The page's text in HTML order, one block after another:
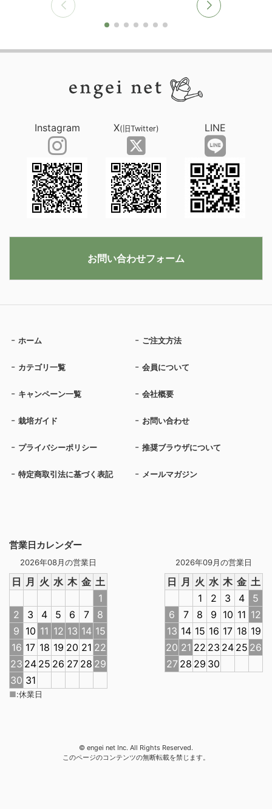
営業日カレンダー
2026年08月の営業日
日 月 火 水 木 金 土
1
2
3 4 5 6 7
8
9 10 11 12 13 14 15
16 17 18 19 20 21 22
23 24 25 26 27 28 29
30 31
2026年09月の営業日
日 月 火 水 木 金 土
1
2 3 4
5
6
7 8 9 10 11 12
13 14 15 16 17 18 19
20 21 22 23 24 25 26
27 28 29 30
■:休業日
ホーム ご注文方法
カテゴリ一覧 会員について
キャンペーン一覧 会社概要
栽培ガイド お問い合わせ
プライバシーポリシー 推奨ブラウザについて
特定商取引法に基づく表記 メールマガジン
Instagram X(旧Twitter) LINE
お問い合わせフォーム
© engei net Inc. All Rights Reserved.
このページのコンテンツの無断転載を禁じます。